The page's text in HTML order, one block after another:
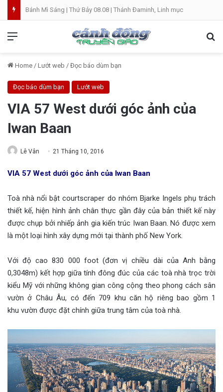
Thánh Vịnh Đáp Ca | Chúa Nhật 19 Thường Niên A
Home / Lướt web / Đọc báo dùm bạn
Đọc báo dùm bạn Lướt web
VIA 57 West dưới góc ảnh của
Iwan Baan
Lê Vân 21 Tháng 10, 2016
VIA 57 West dưới góc ảnh của Iwan Baan
Toà nhà nổi bật courtscraper do nhóm Bjarke Ingels phụ trách
thiết kế, hiện hình ảnh chân thực gần đây của bản thiết kế này
được chụp bởi nhiếp ảnh gia kiến trúc Iwan Baan. Nó được xem
là một loại hình xây dựng mới tại thành phố New York.
Với độ cao 830 000 foot (đơn vị chiều dài của Anh bằng
0,3048m) kết hợp giữa tính đông đúc của các toà nhà trọc trời
kiểu Mỹ với những không gian công cộng theo phong cách sân
vườn ở Châu Âu, có đến 709 khu căn hộ riêng bao gồm 1
khu vườn được đặt chính giữa trung tâm của toà nhà.